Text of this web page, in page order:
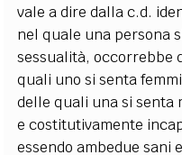
vale a dire dalla c.d.
nel quale una persona
sessualità, occorrebbe
quali uno si senta
delle quali una si senta
e costitutivamente
essendo ambedue sani